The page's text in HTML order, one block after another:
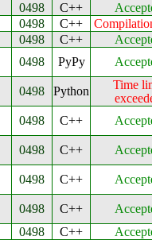
0498 C++
0498 C++
0498 C++
0498 PyPy
0498 Python
Time
0498 C++
0498 C++
0498 C++
0498 C++
0498 C++